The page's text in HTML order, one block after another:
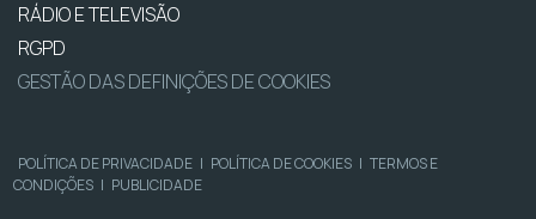
RÁDIO E TELEVISÃO
RGPD
GESTÃO DAS DEFINIÇÕES DE COOKIES
POLÍTICA DE PRIVACIDADE | POLÍTICA DE COOKIES | TERMOS E
CONDIÇÕES | PUBLICIDADE